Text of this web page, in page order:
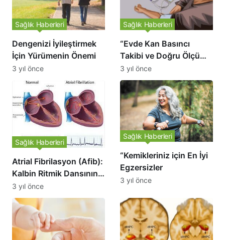
Dengenizi İyileştirmek
İçin Yürümenin Önemi
Sağlık Haberleri
3 yıl önce
“Evde Kan Basıncı
Takibi ve Doğru Ölçüm
İpuçları” Bu başlık
altında, kan basıncını
evde izlemenin önemini
ve doğru ölçüm
yapmanın ipuçlarını
açıklıyoruz. Kan
basıncının neden
önemli olduğu ve nasıl
doğru ölçüm yapılması
gerektiği hakkında bilgi
veren makaleyi okuyun.
Sağlık Haberleri
3 yıl önce
Atrial Fibrilasyon (Afib):
Kalbin Ritmik Dansının
Bozulması
Sağlık Haberleri
3 yıl önce
“Kemikleriniz için En İyi
Egzersizler
Sağlık Haberleri
3 yıl önce